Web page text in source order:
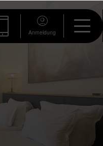
Anmeldung